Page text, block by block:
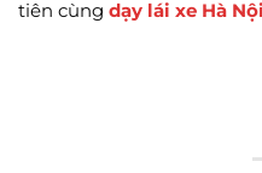
tiên cùng dạy lái xe Hà Nội